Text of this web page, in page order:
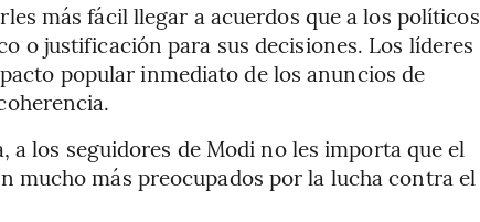
más fácil llegar a acuerdos que a los políticos
o justificación para sus decisiones. Los líderes
popular inmediato de los anuncios de
los seguidores de Modi no les importa que el
mucho más preocupados por la lucha contra el